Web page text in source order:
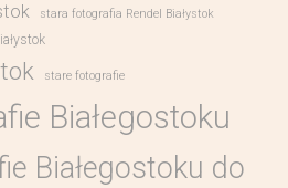
stara fotografia Rendel Białystok
stare fotografie
Białegostoku
Białegostoku do